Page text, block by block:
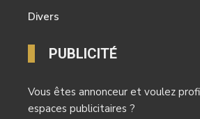
Divers
PUBLICITÉ
Vous êtes annonceur et voulez
espaces publicitaires ?